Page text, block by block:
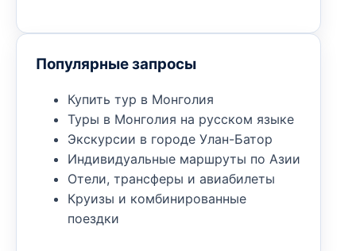
Популярные запросы
Купить тур в Монголия
Туры в Монголия на русском языке
Экскурсии в городе Улан-Батор
Индивидуальные маршруты по Азии
Отели, трансферы и авиабилеты
Круизы и комбинированные
поездки